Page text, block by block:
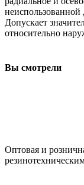
неиспользованной
Допускает
относительно
Вы смотрели
Оптовая и